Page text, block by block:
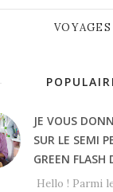
VOYAGES
JE VOUS
SUR LE SEMI
GREEN FLASH
Hello ! Parmi